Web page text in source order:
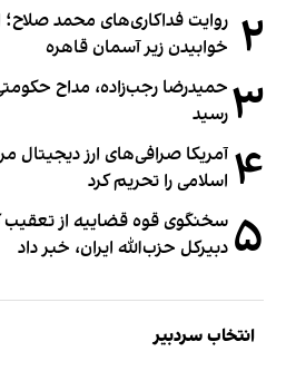
۲ خوابیدن زیر آسمان قاهره
۳ حمیدرضا رجب‌زاده، مداح
رسید
۴ آمریکا صرافی‌های ارز دیجیتال
اسلامی را تحریم کرد
۵ سخنگوی قوه قضاییه از تعقیب
دبیر‌کل حزب‌الله ایران، خبر داد
انتخاب سردبیر